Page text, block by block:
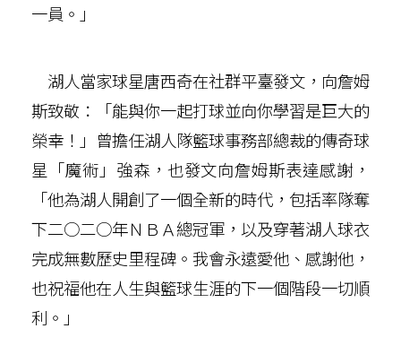
一員。」
湖人當家球星唐西奇在社群平臺發文，向詹姆
斯致敬：「能與你一起打球並向你學習是巨大的
榮幸！」曾擔任湖人隊籃球事務部總裁的傳奇球
星「魔術」強森，也發文向詹姆斯表達感謝，
「他為湖人開創了一個全新的時代，包括率隊奪
下二○二○年ＮＢＡ總冠軍，以及穿著湖人球衣
完成無數歷史里程碑。我會永遠愛他、感謝他，
也祝福他在人生與籃球生涯的下一個階段一切順
利。」